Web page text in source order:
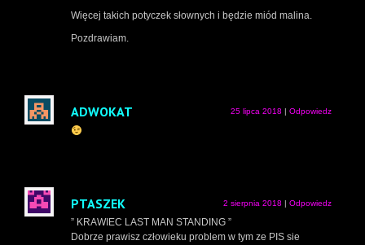
Więcej takich potyczek słownych i będzie miód malina.
Pozdrawiam.
ADWOKAT 25 lipca 2018 Odpowiedz
PTASZEK 2 sierpnia 2018 Odpowiedz
” KRAWIEC LAST MAN STANDING ”
Dobrze prawisz człowieku problem w tym ze PIS sie